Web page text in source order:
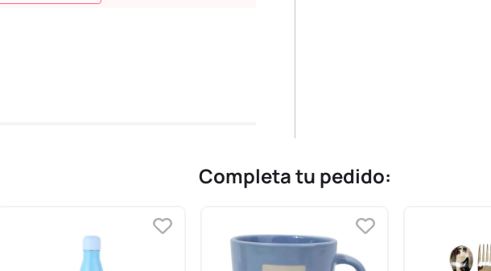
Completa tu pedido: